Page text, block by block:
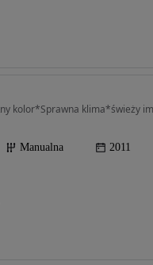
Manualna 2011